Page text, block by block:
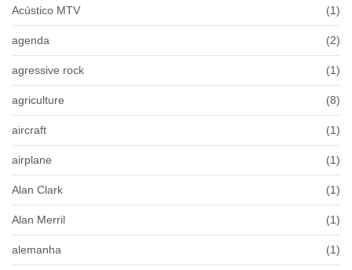
Acústico MTV (1)
agenda (2)
agressive rock (1)
agriculture (8)
aircraft (1)
airplane (1)
Alan Clark (1)
Alan Merril (1)
alemanha (1)